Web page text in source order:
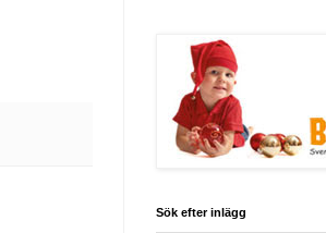
Sök efter inlägg